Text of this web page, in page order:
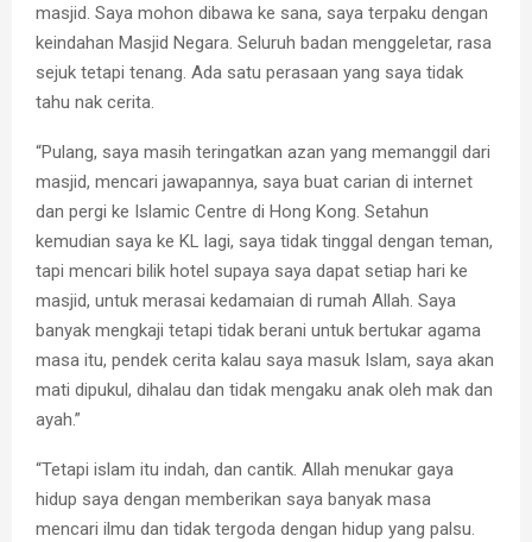
masjid. Saya mohon dibawa ke sana, saya terpaku dengan
keindahan Masjid Negara. Seluruh badan menggeletar, rasa
sejuk tetapi tenang. Ada satu perasaan yang saya tidak
tahu nak cerita.
“Pulang, saya masih teringatkan azan yang memanggil dari
masjid, mencari jawapannya, saya buat carian di internet
dan pergi ke Islamic Centre di Hong Kong. Setahun
kemudian saya ke KL lagi, saya tidak tinggal dengan teman,
tapi mencari bilik hotel supaya saya dapat setiap hari ke
masjid, untuk merasai kedamaian di rumah Allah. Saya
banyak mengkaji tetapi tidak berani untuk bertukar agama
masa itu, pendek cerita kalau saya masuk Islam, saya akan
mati dipukul, dihalau dan tidak mengaku anak oleh mak dan
ayah.”
“Tetapi islam itu indah, dan cantik. Allah menukar gaya
hidup saya dengan memberikan saya banyak masa
mencari ilmu dan tidak tergoda dengan hidup yang palsu.